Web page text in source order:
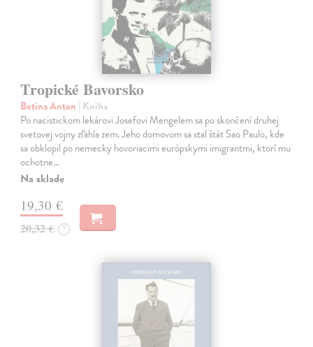
Tropické Bavorsko
Betina Anton | Kniha
Po nacistickom lekárovi Josefovi Mengelem sa po skončení druhej
svetovej vojny zľahla zem. Jeho domovom sa stal štát Sao Paulo, kde
sa obklopil po nemecky hovoriacimi európskymi imigrantmi, ktorí mu
ochotne…
Na sklade
19,30 €
20,32 € ?